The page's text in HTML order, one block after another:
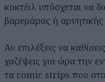
κοκτέιλ υπόσχεται να
βαρεμάρας ή αρνητικής
Αν επιλέξεις να
χαζέψεις για ώρα την
τα comic strips που